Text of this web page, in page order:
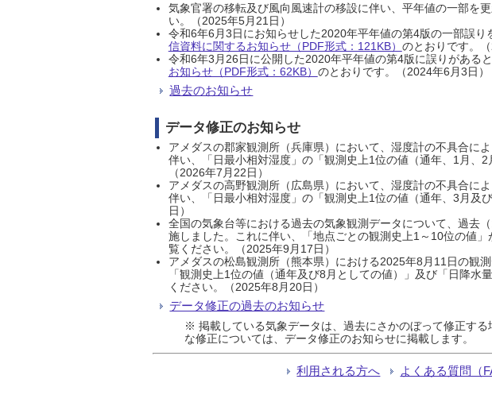
気象官署の移転及び風向風速計の移設に伴い、平年値の一部を
い。（2025年5月21日）
令和6年6月3日にお知らせした2020年平年値の第4版の一部誤
信資料に関するお知らせ（PDF形式：121KB） のとおりです。
令和6年3月26日に公開した2020年平年値の第4版に誤りがある
お知らせ（PDF形式：62KB） のとおりです。（2024年6月3日）
過去のお知らせ
データ修正のお知らせ
アメダスの郡家観測所（兵庫県）において、湿度計の不具合に
伴い、「日最小相対湿度」の「観測史上1位の値（通年、1月、
（2026年7月22日）
アメダスの高野観測所（広島県）において、湿度計の不具合に
伴い、「日最小相対湿度」の「観測史上1位の値（通年、3月及
日）
全国の気象台等における過去の気象観測データについて、過去
施しました。これに伴い、「地点ごとの観測史上1～10位の値
覧ください。（2025年9月17日）
アメダスの松島観測所（熊本県）における2025年8月11日の観
「観測史上1位の値（通年及び8月としての値）」及び「日降
ください。（2025年8月20日）
データ修正の過去のお知らせ
※ 掲載している気象データは、過去にさかのぼって修正す
な修正については、データ修正のお知らせに掲載します。
利用される方へ よくある質問（